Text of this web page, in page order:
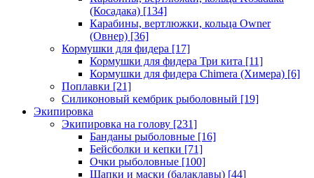
(Косадака) [134]
Карабины, вертлюжки, кольца Owner
(Овнер) [36]
Кормушки для фидера [17]
Кормушки для фидера Три кита [11]
Кормушки для фидера Chimera (Химера) [6]
Поплавки [21]
Силиконовый кембрик рыболовный [19]
Экипировка
Экипировка на голову [231]
Банданы рыболовные [16]
Бейсболки и кепки [71]
Очки рыболовные [100]
Шапки и маски (балаклавы) [44]